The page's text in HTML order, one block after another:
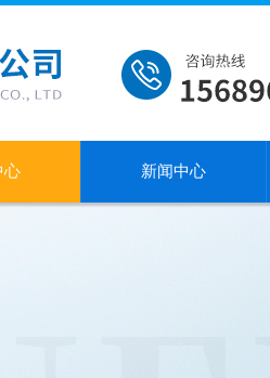
心 新闻中心